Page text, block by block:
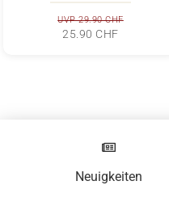
UVP 29.90 CHF
25.90 CHF
Neuigkeiten